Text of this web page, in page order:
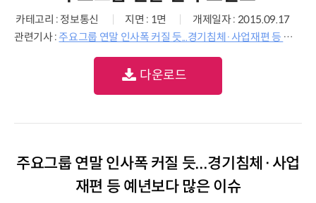
카테고리 : 정보통신 지면 : 1면
개제일자 : 2015.09.17
관련기사 : 주요그룹 연말 인사폭 커질 듯...경기침체·사업재편 등 예년보다 많은 이슈
다운로드
주요그룹 연말 인사폭 커질 듯...경기침체·사업
재편 등 예년보다 많은 이슈